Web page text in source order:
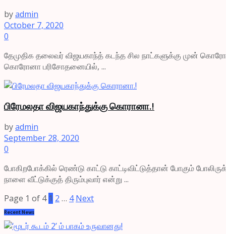
byadmin
October 7, 2020
0
தேமுதிக தலைவர் விஜயகாந்த் கடந்த சில நாட்களுக்கு முன்
கொரோனா பரிசோதனையில், ...
பிரேமலதா விஜயகாந்துக்கு கொரானா.!
byadmin
September 28, 2020
0
போகிறபோக்கில் ரெண்டு காட்டு காட்டிவிட்டுத்தான் போகும்
நாளை வீட்டுக்குத் திரும்புவார் என்று ...
Page 1 of 4 1 2 … 4 Next
Recent News